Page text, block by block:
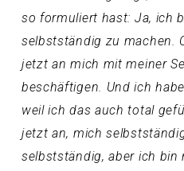
so formuliert hast: Ja, ich
selbstständig zu machen.
jetzt an mich mit meiner
beschäftigen. Und ich
weil ich das auch total
jetzt an, mich
selbstständig, aber ich bin